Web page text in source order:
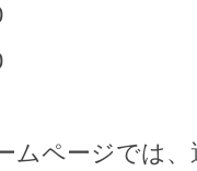
ムページでは